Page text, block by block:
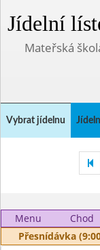
Jídelní
Mateřská
Vybrat jídelnu
Menu Chod
Přesnídávka